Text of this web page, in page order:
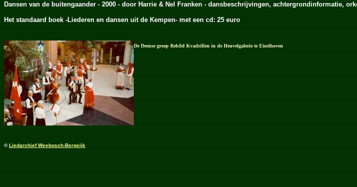
Dansen van de buitengaander - 2000 - door Harrie & Nel Franken - dansbeschrijvingen, achtergrondinformatie,
Het standaard boek -Liederen en dansen uit de Kempen- met een cd: 25 euro
De Deense groep Rebild Kvadrillen in de Heuvelgalerie te Eindhoven
©Liedarchief Weebosch-Bergeijk